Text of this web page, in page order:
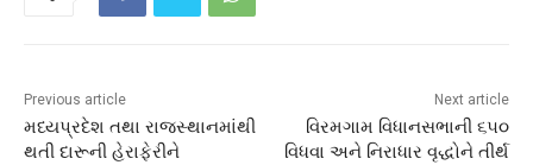
Previous article
મધ્યપ્રદેશ તથા રાજસ્થાનમાંથી
થતી દારૂની હેરાફેરીને
Next article
વિરમગામ વિધાનસભાની ૬૫૦
વિધવા અને નિરાધાર વૃદ્ધોને તીર્થ